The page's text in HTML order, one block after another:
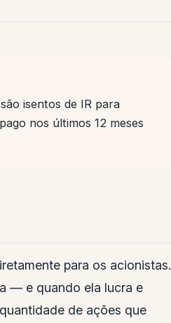
isentos de IR para
nos últimos 12 meses
para os acionistas.
— e quando ela lucra e
de ações que